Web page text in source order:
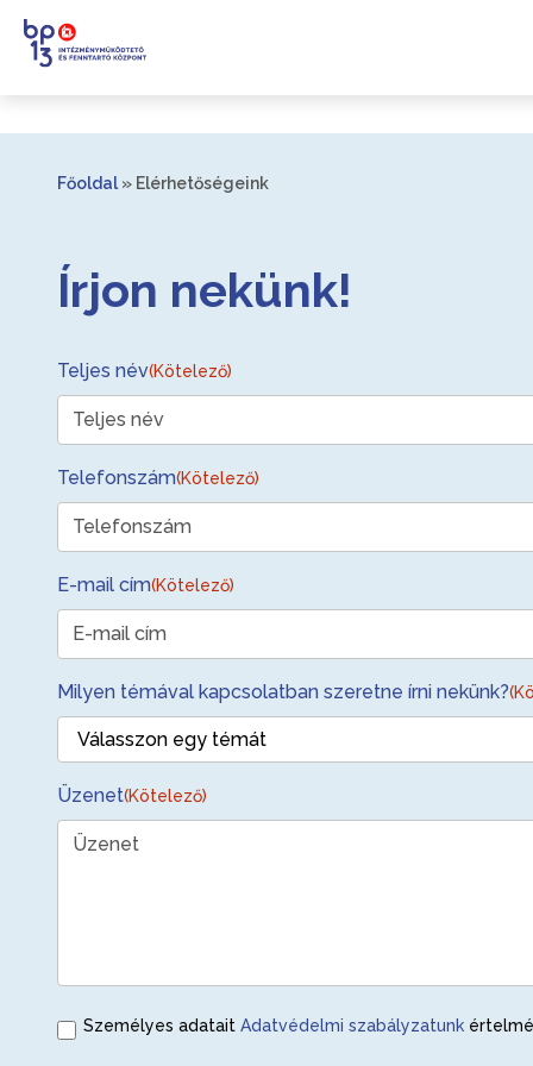
Főoldal » Elérhetőségeink
Írjon nekünk!
Teljes név(Kötelező)
Telefonszám(Kötelező)
E-mail cím(Kötelező)
Milyen témával kapcsolatban szeretne írni nekünk?
Üzenet(Kötelező)
(Kötelező)
Személyes adatait Adatvédelmi szabályzatunk